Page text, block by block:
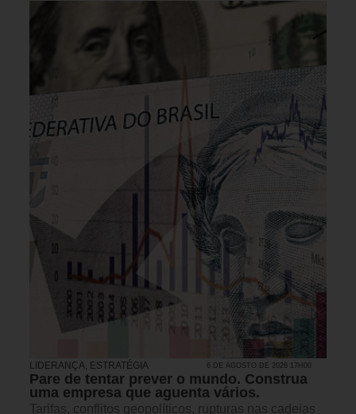
LIDERANÇA ESTRATÉGIA 6 DE AGOSTO DE 2026 17H00
Pare de tentar prever o mundo. Construa
uma empresa que aguenta vários.
Tarifas, conflitos geopolíticos, rupturas nas cadeias